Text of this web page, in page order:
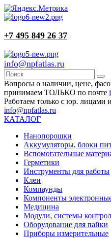
+7 495 849 26 37
info@npfatlas.ru
Вопросы о наличии, цене,
принимаем ТОЛЬКО по почте
Работаем только с юр. лицами
info@npfatlas.ru
КАТАЛОГ
Нанопорошки
Аккумуляторы, блоки
Вспомогательные
Герметики
Инструменты для работы
Клеи
Компаунды
Компоненты
Медицина
Модули, системы
Оборудование для пайки
Приборы измерительные